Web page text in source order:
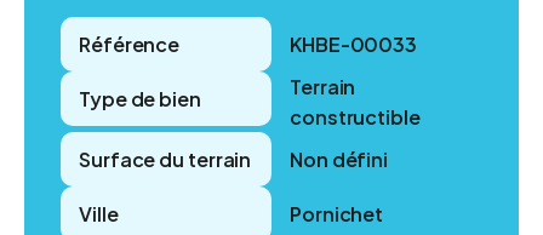
Référence KHBE-00033
Type de bien
Terrain
constructible
Surface du terrain
Non défini
Ville Pornichet